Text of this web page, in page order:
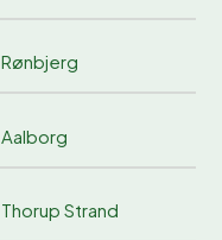
Rønbjerg
Aalborg
Thorup Strand